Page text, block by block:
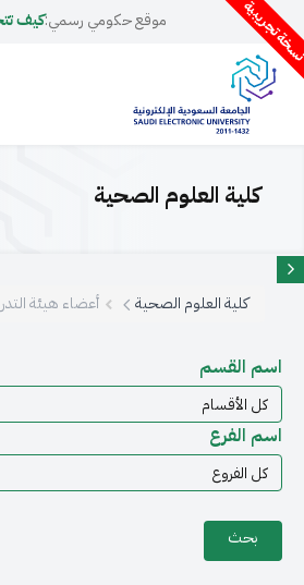
تجريبية موقع حكومي رسمي:كيف
كلية العلوم الصحية
كلية العلوم الصحية أعضاء هيئة
اسم القسم
اسم الفرع